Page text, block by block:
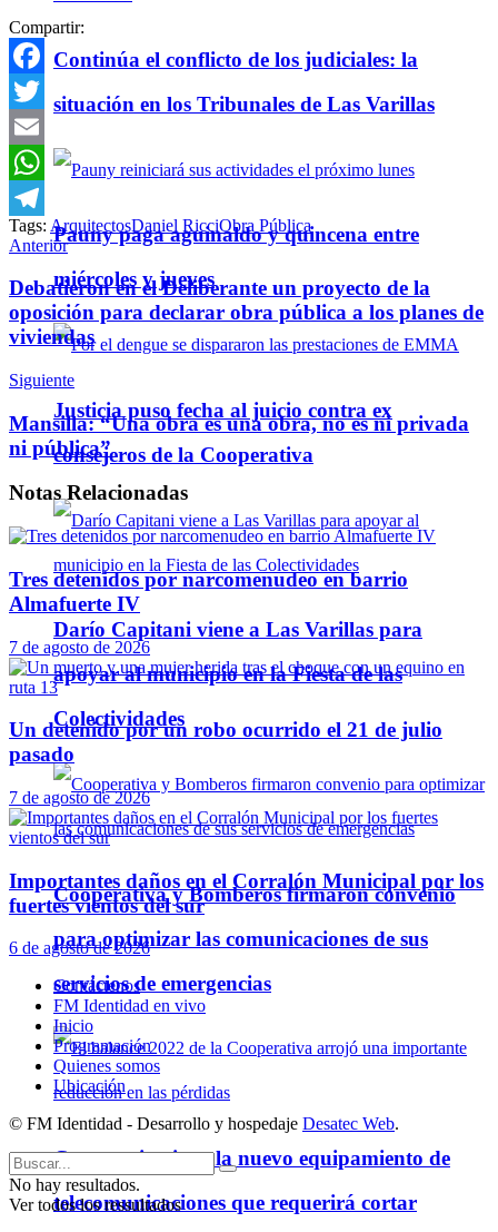
Continúa el conflicto de los judiciales: la
situación en los Tribunales de Las Varillas
Pauny paga aguinaldo y quincena entre
miércoles y jueves
Justicia puso fecha al juicio contra ex
consejeros de la Cooperativa
Darío Capitani viene a Las Varillas para
apoyar al municipio en la Fiesta de las
Colectividades
Cooperativa y Bomberos firmaron convenio
para optimizar las comunicaciones de sus
servicios de emergencias
Cooperativa instala nuevo equipamiento de
telecomunicaciones que requerirá cortar
Compartir:
Facebook
Twitter
Email
WhatsApp
Telegram
Tags: ArquitectosDaniel RicciObra Pública
Anterior
Debatieron en el Deliberante un proyecto de la
oposición para declarar obra pública a los planes de
viviendas
Siguiente
Mansilla: “Una obra es una obra, no es ni privada
ni pública”
NotasRelacionadas
Tres detenidos por narcomenudeo en barrio
Almafuerte IV
7 de agosto de 2026
Un detenido por un robo ocurrido el 21 de julio
pasado
7 de agosto de 2026
Importantes daños en el Corralón Municipal por los
fuertes vientos del sur
6 de agosto de 2026
Contáctenos
FM Identidad en vivo
Inicio
Programación
Quienes somos
Ubicación
© FM Identidad - Desarrollo y hospedaje Desatec Web.
No hay resultados.
Ver todos los ressultados